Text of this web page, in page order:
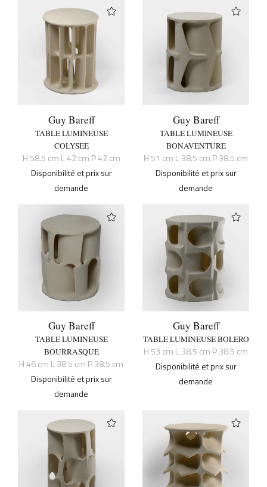
Guy Bareff
TABLE LUMINEUSE
COLYSEE
H 58.5 cm L 42 cm P 42 cm
Disponibilité et prix sur
demande
Guy Bareff
TABLE LUMINEUSE
BONAVENTURE
H 51 cm L 38.5 cm P 38.5 cm
Disponibilité et prix sur
demande
Guy Bareff
TABLE LUMINEUSE
BOURRASQUE
H 46 cm L 38.5 cm P 38.5 cm
Disponibilité et prix sur
demande
Guy Bareff
TABLE LUMINEUSE BOLERO
H 53 cm L 38.5 cm P 38.5 cm
Disponibilité et prix sur
demande